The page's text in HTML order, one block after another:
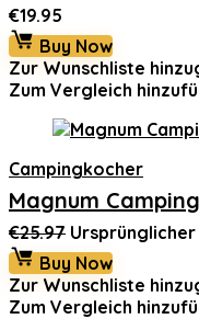
€19.95
Buy Now
Zur Wunschliste
Zum Vergleich
Campingkocher
Magnum
€25.97 Ursprünglicher
Buy Now
Zur Wunschliste
Zum Vergleich